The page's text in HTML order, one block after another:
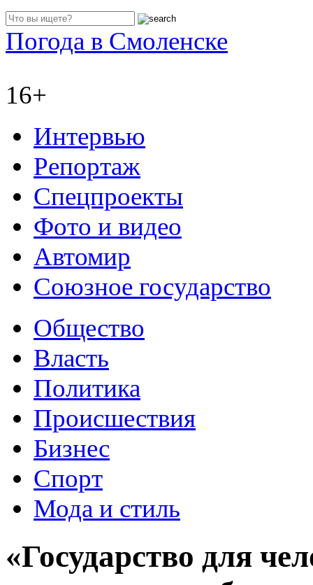
Погода в Смоленске
16+
Интервью
Репортаж
Спецпроекты
Фото и видео
Автомир
Союзное государство
Общество
Власть
Политика
Происшествия
Бизнес
Спорт
Мода и стиль
«Государство для